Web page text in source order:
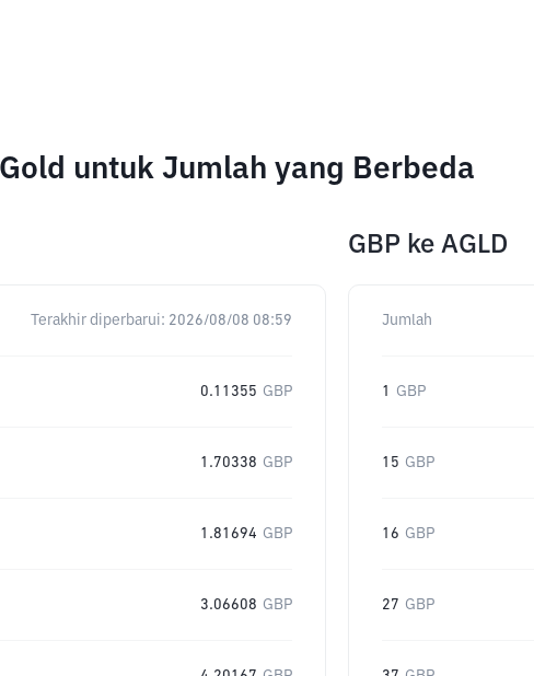
untuk Jumlah yang Berbeda
Terakhir diperbarui: 2026/08/08 08:59
0.11355 GBP
1.70338 GBP
1.81694 GBP
3.06608 GBP
GBP ke AGLD
Jumlah
1 GBP
15 GBP
16 GBP
27 GBP